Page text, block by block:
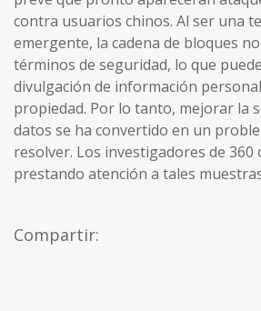
contra usuarios chinos. Al ser una
emergente, la cadena de bloques
términos de seguridad, lo que
divulgación de información
propiedad. Por lo tanto, mejorar la
datos se ha convertido en un
resolver. Los investigadores de
prestando atención a tales
Compartir: